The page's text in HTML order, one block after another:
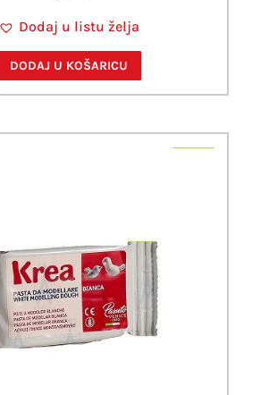
Dodaj u listu želja
DODAJ U KOŠARICU